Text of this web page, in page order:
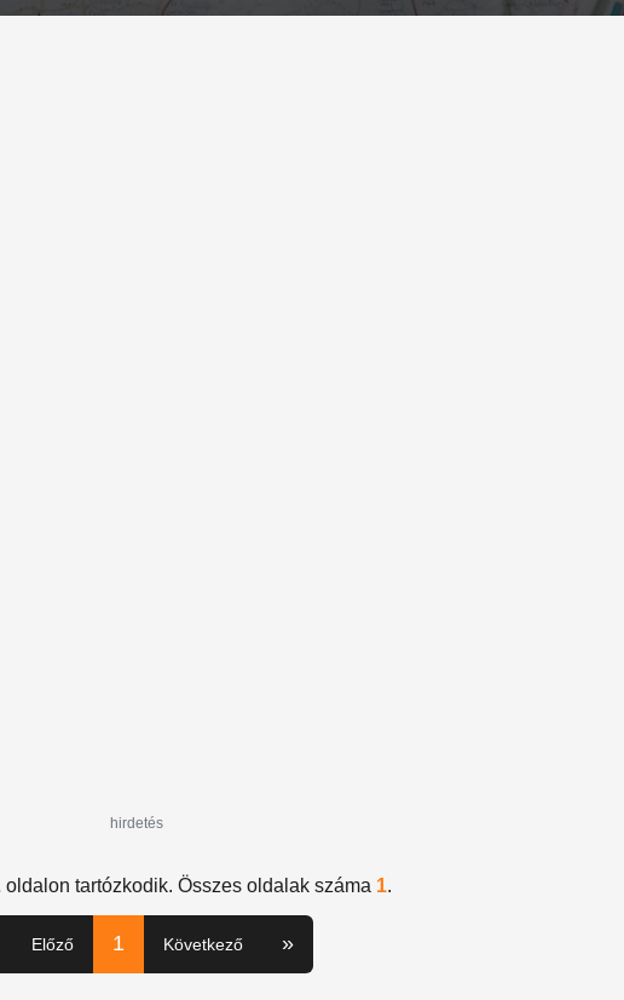
hirdetés
oldalon tartózkodik. Összes oldalak száma 1.
Előző 1 Következő »